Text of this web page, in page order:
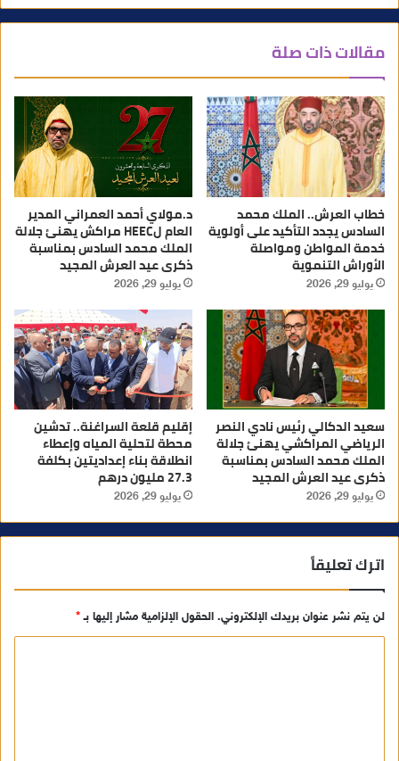
مقالات ذات صلة
خطاب العرش.. الملك محمد
السادس يجدد التأكيد على أولوية
خدمة المواطن ومواصلة
الأوراش التنموية
يوليو 29, 2026
د.مولاي أحمد العمراني المدير
العام لHEEC مراكش يهنئ جلالة
الملك محمد السادس بمناسبة
ذكرى عيد العرش المجيد
يوليو 29, 2026
سعيد الدكالي رئيس نادي النصر
الرياضي المراكشي يهنئ جلالة
الملك محمد السادس بمناسبة
ذكرى عيد العرش المجيد
يوليو 29, 2026
إقليم قلعة السراغنة.. تدشين
محطة لتحلية المياه وإعطاء
انطلاقة بناء إعداديتين بكلفة
27.3 مليون درهم
يوليو 29, 2026
اترك تعليقاً
لن يتم نشر عنوان بريدك الإلكتروني. الحقول الإلزامية مشار إليها بـ*